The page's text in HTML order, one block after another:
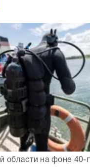
области на фоне 40-